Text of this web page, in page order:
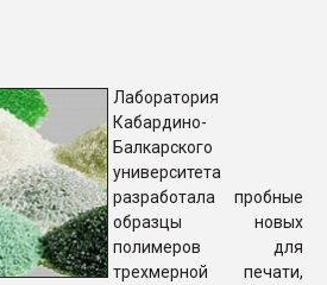
Лаборатория
Кабардино-
Балкарского
университета
разработала пробные
образцы новых
полимеров для
трехмерной печати,